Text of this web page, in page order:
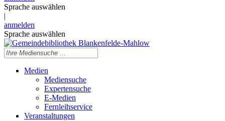
Sprache auswählen
|
anmelden
Sprache auswählen
Medien
Mediensuche
Expertensuche
E-Medien
Fernleihservice
Veranstaltungen